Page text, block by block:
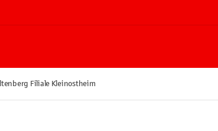
Filiale Kleinostheim